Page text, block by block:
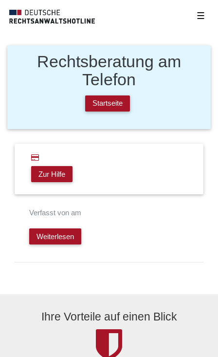
☰
Rechtsberatung am
Telefon
Startseite
Zur Hilfe
Verfasst von am
Weiterlesen
Ihre Vorteile auf einen Blick